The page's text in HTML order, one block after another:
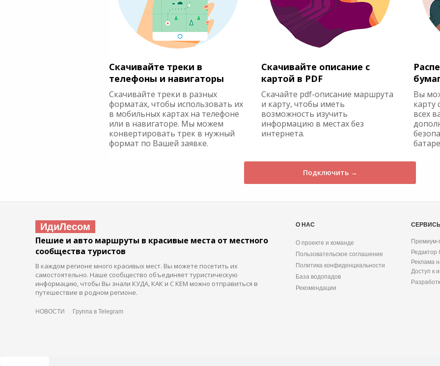
Скачивайте треки в
телефоны и навигаторы
Скачивайте треки в разных
форматах, чтобы использовать их
в мобильных картах на телефоне
или в навигаторе. Мы можем
конвертировать трек в нужный
формат по Вашей заявке.
Скачивайте описание с
картой в PDF
Скачайте pdf-описание маршрута
и карту, чтобы иметь
возможность изучить
информацию в местах без
интернета.
Вы
карту
всех
Подключить →
ИдиЛесом
Пешие и авто маршруты в красивые места от местного
сообщества туристов
В каждом регионе много красивых мест. Вы можете посетить их
самостоятельно. Наше сообщество объединяет туристическую
информацию, чтобы Вы знали КУДА, КАК и С КЕМ можно отправиться в
путешествие в родном регионе.
НОВОСТИ Группа в Telegram
О НАС
О проекте и команде
Пользовательское соглашение
Политика конфиденциальности
База водопадов
Рекомендации
Премиум-
Редактор
Реклама
Доступ к